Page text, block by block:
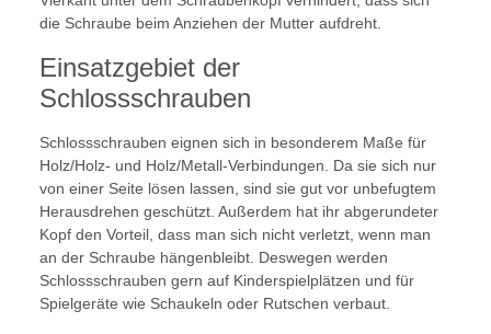
die Schraube beim Anziehen der Mutter aufdreht.
Einsatzgebiet der
Schlossschrauben
Schlossschrauben eignen sich in besonderem Maße für
Holz/Holz- und Holz/Metall-Verbindungen. Da sie sich nur
von einer Seite lösen lassen, sind sie gut vor unbefugtem
Herausdrehen geschützt. Außerdem hat ihr abgerundeter
Kopf den Vorteil, dass man sich nicht verletzt, wenn man
an der Schraube hängenbleibt. Deswegen werden
Schlossschrauben gern auf Kinderspielplätzen und für
Spielgeräte wie Schaukeln oder Rutschen verbaut.